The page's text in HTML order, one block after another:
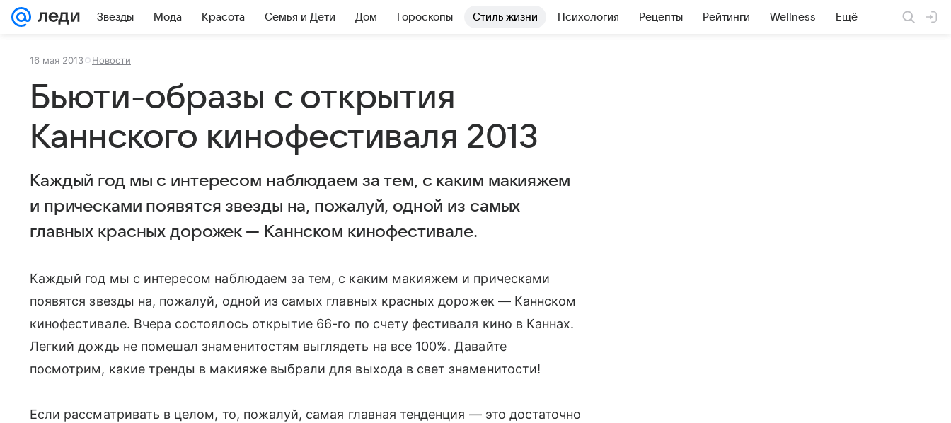
Звезды Мода Красота Семья и Дети Дом Гороскопы Стиль жизни Психология Рецепты Рейтинги Wellness Ещё
16 мая 2013 Новости
Бьюти-образы с открытия
Каннского кинофестиваля 2013
Каждый год мы с интересом наблюдаем за тем, с каким макияжем
и прическами появятся звезды на, пожалуй, одной из самых
главных красных дорожек — Каннском кинофестивале.
Каждый год мы с интересом наблюдаем за тем, с каким макияжем и прическами
появятся звезды на, пожалуй, одной из самых главных красных дорожек — Каннском
кинофестивале. Вчера состоялось открытие 66-го по счету фестиваля кино в Каннах.
Легкий дождь не помешал знаменитостям выглядеть на все 100%. Давайте
посмотрим, какие тренды в макияже выбрали для выхода в свет знаменитости!
Если рассматривать в целом, то, пожалуй, самая главная тенденция — это достаточно